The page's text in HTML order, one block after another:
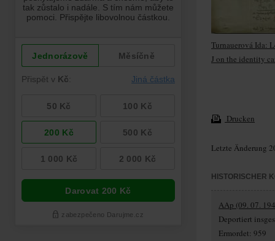
Turnauerová Ida:
J on the identity
Drucken
Letzte Änderung
HISTORISCHER
AAp (09. 07.
Deportiert
Ermordet: 959